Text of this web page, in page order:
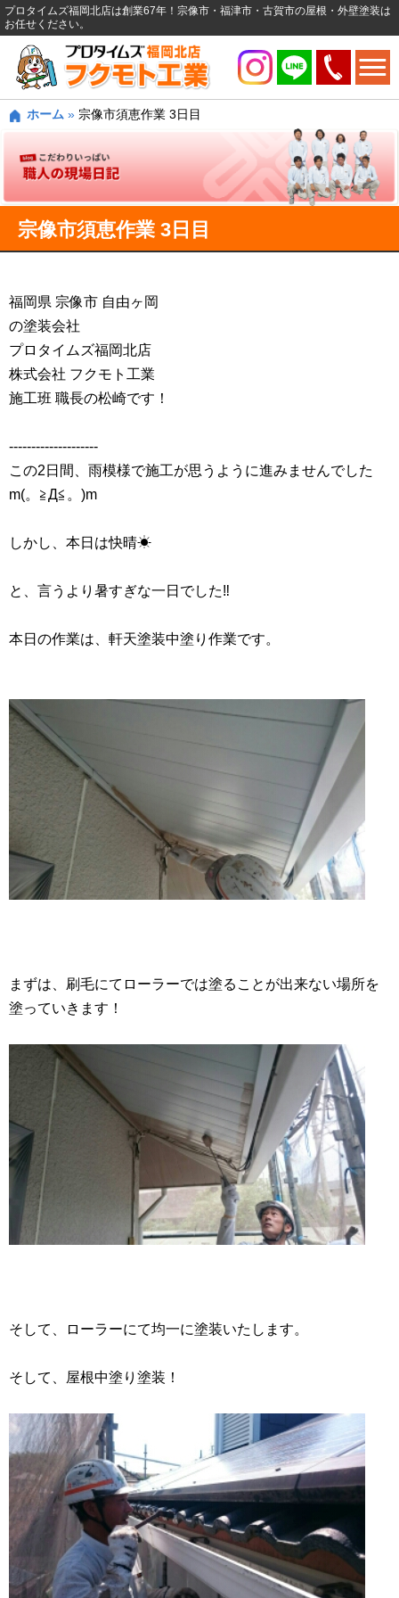
プロタイムズ福岡北店は創業67年！宗像市・福津市・古賀市の屋根・外壁塗装は
お任せください。
ホーム » 宗像市須恵作業 3日目
宗像市須恵作業 3日目
福岡県 宗像市 自由ヶ岡
の塗装会社
プロタイムズ福岡北店
株式会社 フクモト工業
施工班 職長の松崎です！
‐‐‐‐‐‐‐‐‐‐‐‐‐‐‐‐‐‐‐‐
この2日間、雨模様で施工が思うように進みませんでした
m(。≧Д≦。)m
しかし、本日は快晴☀
と、言うより暑すぎな一日でした‼
本日の作業は、軒天塗装中塗り作業です。
まずは、刷毛にてローラーでは塗ることが出来ない場所を
塗っていきます！
そして、ローラーにて均一に塗装いたします。
そして、屋根中塗り塗装！